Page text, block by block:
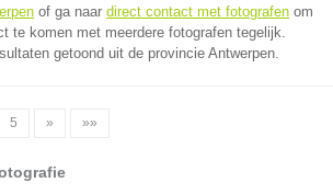
of ga naar direct contact met fotografen om
te komen met meerdere fotografen tegelijk.
getoond uit de provincie Antwerpen.
5 » »»